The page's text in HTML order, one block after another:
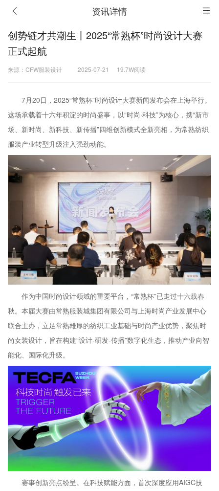
资讯详情
创势链才共潮生丨2025“常熟杯”时尚设计大赛
正式起航
来源：CFW服装设计 2025-07-21 19.7W阅读
7月20日，2025“常熟杯”时尚设计大赛新闻发布会在上海举行。
这场承载着十六年积淀的时尚盛事，以“时尚·科技”为核心，携“新市
场、新时尚、新科技、新传播”四维创新模式全新亮相，为常熟纺织
服装产业转型升级注入强劲动能。
作为中国时尚设计领域的重要平台，“常熟杯”已走过十六载春
秋。本届大赛由常熟服装城集团有限公司与上海时尚产业发展中心
联合主办，立足常熟雄厚的纺织工业基础与时尚产业优势，聚焦时
尚女装设计，旨在构建“设计-研发-传播”数字化生态，推动产业向智
能化、国际化升级。
赛事创新亮点纷呈。在科技赋能方面，首次深度应用AIGC技